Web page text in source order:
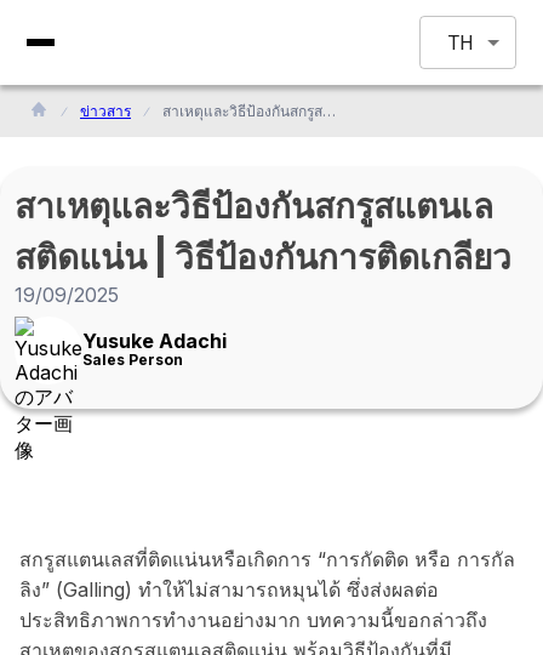
TH
ข่าวสาร สาเหตุและวิธีป้องกันสกรูสแตนเลสติดแน่น | วิธีป้องกันการติดเกลียว
สาเหตุและวิธีป้องกันสกรูสแตนเล
สติดแน่น | วิธีป้องกันการติดเกลียว
19/09/2025
Yusuke Adachi
Sales Person
สกรูสแตนเลสที่ติดแน่นหรือเกิดการ “การกัดติด หรือ การกัล
ลิง” (Galling) ทำให้ไม่สามารถหมุนได้ ซึ่งส่งผลต่อ
ประสิทธิภาพการทำงานอย่างมาก บทความนี้ขอกล่าวถึง
สาเหตุของสกรูสแตนเลสติดแน่น พร้อมวิธีป้องกันที่มี